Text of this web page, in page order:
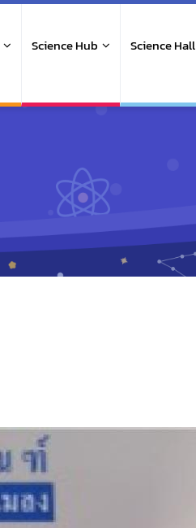
Science Hub Science Hall